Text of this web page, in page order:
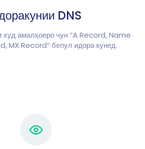
DNS
худ амалҳоеро чун “A Record, Name
MX Record” бепул идора кунед.